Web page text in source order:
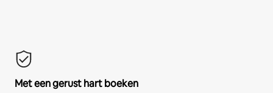
Met een gerust hart boeken